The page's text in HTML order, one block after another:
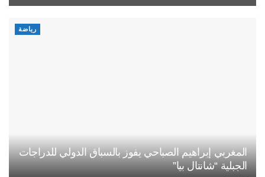
رياضة
المغربي إبراهيم الصباحي يفوز بالسباق الدولي للدراجات
الجبلية “شانتال بيا”